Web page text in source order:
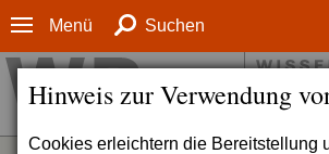
Hinweis zur Verwendung
Cookies erleichtern die Bereitstellung
Menü Suchen